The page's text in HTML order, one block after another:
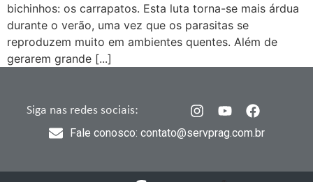
bichinhos: os carrapatos. Esta luta torna-se mais árdua
durante o verão, uma vez que os parasitas se
reproduzem muito em ambientes quentes. Além de
gerarem grande [...]
Siga nas redes sociais:
Fale conosco: contato@servprag.com.br